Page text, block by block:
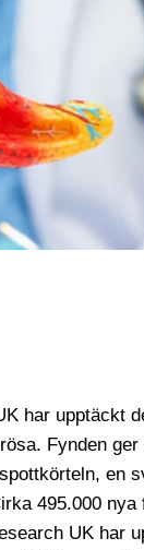
har upptäckt
Fynden
en
495.000
UK har